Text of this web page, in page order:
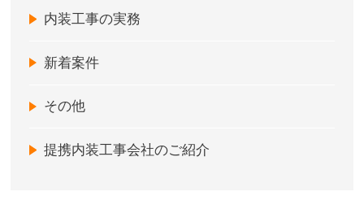
内装工事の実務
新着案件
その他
提携内装工事会社のご紹介